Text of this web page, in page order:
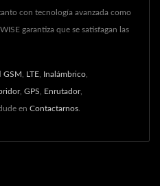
con tecnología avanzada como
garantiza que se satisfagan las
GSM LTE Inalámbrico
, GPS Enrutador,
en Contactarnos